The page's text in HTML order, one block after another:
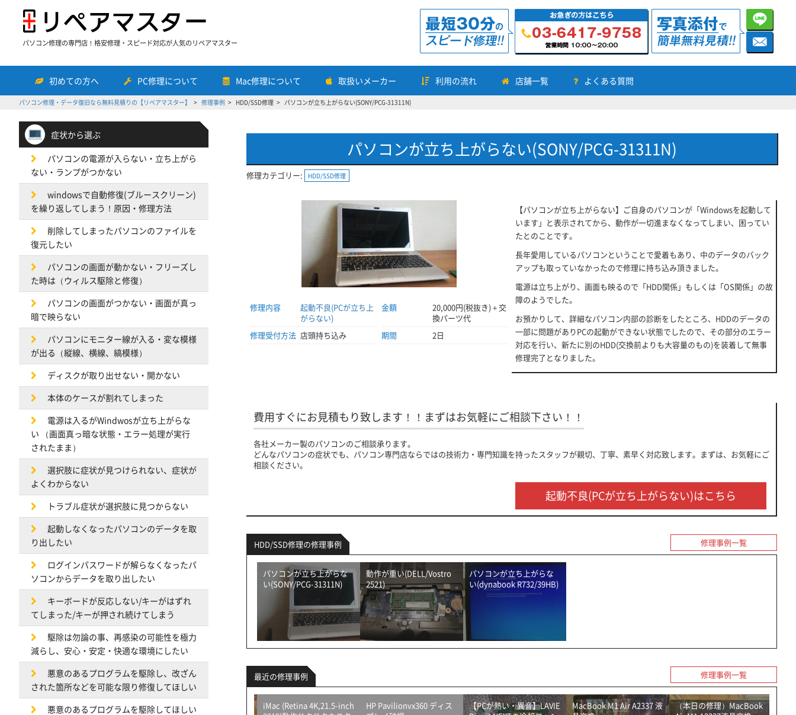
パソコン修理の専門店！格安修理・スピード対応が人気のリペアマスター
初めての方へ PC修理について Mac修理について 取扱いメーカー 利用の流れ 店舗一覧 よくある質問
パソコン修理・データ復旧なら無料見積りの【リペアマスター】 修理事例 HDD/SSD修理 パソコンが立ち上がらない(SONY/PCG-31311N)
症状から選ぶ
パソコンの電源が入らない・立ち上がら
ない・ランプがつかない
windowsで自動修復(ブルースクリーン)
を繰り返してしまう！原因・修理方法
削除してしまったパソコンのファイルを
復元したい
パソコンの画面が動かない・フリーズし
た時は（ウィルス駆除と修復）
パソコンの画面がつかない・画面が真っ
暗で映らない
パソコンにモニター線が入る・変な模様
が出る（縦線、横線、縞模様）
ディスクが取り出せない・開かない
本体のケースが割れてしまった
電源は入るがWindwosが立ち上がらな
い （画面真っ暗な状態・エラー処理が実行
されたまま）
選択肢に症状が見つけられない、症状が
よくわからない
トラブル症状が選択肢に見つからない
起動しなくなったパソコンのデータを取
り出したい
ログインパスワードが解らなくなったパ
ソコンからデータを取り出したい
キーボードが反応しない/キーがはずれ
てしまった/キーが押され続けてしまう
駆除は勿論の事、再感染の可能性を極力
減らし、安心・安定・快適な環境にしたい
悪意のあるプログラムを駆除し、改ざん
された箇所などを可能な限り修復してほしい
悪意のあるプログラムを駆除してほしい
パソコンが立ち上がらない(SONY/PCG-31311N)
修理カテゴリー: HDD/SSD修理
修理内容
起動不良(PCが立ち上
がらない)
金額
20,000円(税抜き)＋交
換パーツ代
修理受付方法 店頭持ち込み 期間 2日
【パソコンが立ち上がらない】ご自身のパソコンが「Windowsを起動して
います」と表示されてから、動作が一切進まなくなってしまい、困ってい
たとのことです。
長年愛用しているパソコンということで愛着もあり、中のデータのバック
アップも取っていなかったので修理に持ち込み頂きました。
電源は立ち上がり、画面も映るので「HDD関係」もしくは「OS関係」の故
障のようでした。
お預かりして、詳細なパソコン内部の診断をしたところ、HDDのデータの
一部に問題がありPCの起動ができない状態でしたので、その部分のエラー
対応を行い、新たに別のHDD(交換前よりも大容量のもの)を装着して無事
修理完了となりました。
費用すぐにお見積もり致します！！まずはお気軽にご相談下さい！！
各社メーカー製のパソコンのご相談承ります。
どんなパソコンの症状でも、パソコン専門店ならではの技術力・専門知識を持ったスタッフが親切、丁寧、素早く対応致します。まずは、お気軽にご
相談ください。
起動不良(PCが立ち上がらない)はこちら
HDD/SSD修理の修理事例 修理事例一覧
パソコンが立ち上がらな
い(SONY/PCG-31311N)
動作が重い(DELL/Vostro
2521)
パソコンが立ち上がらな
い(dynabook R732/39HB)
最近の修理事例 修理事例一覧
MacBook
（本日の修理）HP ENVY
（本日の修理）Macbook
iMac (Retina 4K,21.5-inch
HP Pavilionvx360 ディス
【PCが熱い・異音】LAVIE
MacBook M1 Air A2337 液
（本日の修理）MacBook